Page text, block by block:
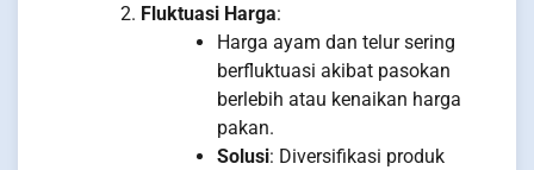
Fluktuasi Harga:
Harga ayam dan telur sering
berfluktuasi akibat pasokan
berlebih atau kenaikan harga
pakan.
Solusi: Diversifikasi produk